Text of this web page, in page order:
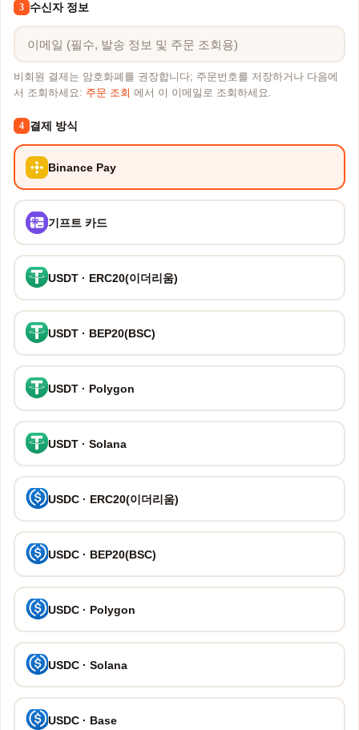
3 수신자 정보
비회원 결제는 암호화폐를 권장합니다; 주문번호를 저장하거나 다음에
서 조회하세요: 주문 조회 에서 이 이메일로 조회하세요.
4 결제 방식
Binance Pay
기프트 카드
USDT · ERC20(이더리움)
USDT · BEP20(BSC)
USDT · Polygon
USDT · Solana
USDC · ERC20(이더리움)
USDC · BEP20(BSC)
USDC · Polygon
USDC · Solana
USDC · Base